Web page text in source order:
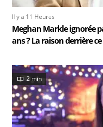
Il y a 11 Heures
Meghan Markle ignorée
ans ? La raison derrière
2 min